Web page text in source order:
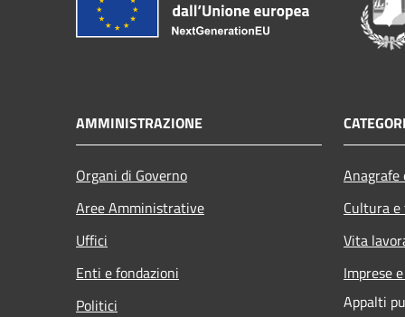
AMMINISTRAZIONE
Organi di Governo
Aree Amministrative
Uffici
Enti e fondazioni
Politici
Cultura
Vita
Imprese
Appalti